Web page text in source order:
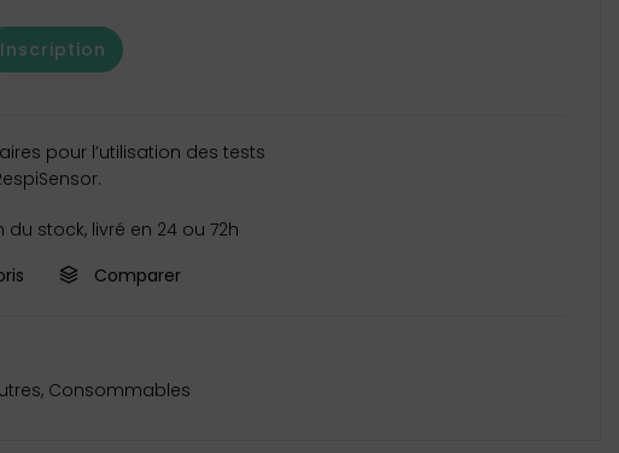
Inscription
pour l’utilisation des tests
du stock, livré en 24 ou 72h
Comparer
, Consommables